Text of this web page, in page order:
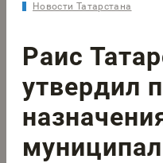
Новости Татарстана
Раис
утвердил